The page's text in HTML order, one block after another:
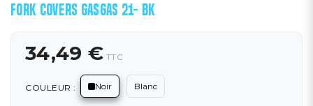
FORK COVERS GASGAS 21- BK
34,49 € TTC
COULEUR : Noir Blanc